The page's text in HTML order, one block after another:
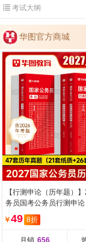
考试大纲
华图官方商城
【行测申论（历年题）
务员国考公务员行测申论
共2本
￥49 8折
月销 656